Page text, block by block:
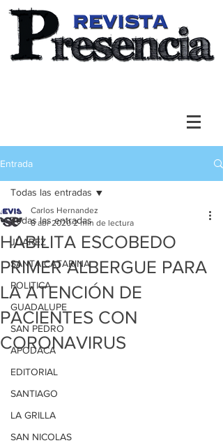
Entrada
Todas las entradas
JUAREZ
SANTA CATARINA
POLITICA
GUADALUPE
SAN PEDRO
APODACA
EDITORIAL
SANTIAGO
LA GRILLA
SAN NICOLAS
Todas las entradas
HABILITA ESCOBEDO
PRIMER ALBERGUE PARA
LA ATENCIÓN DE
PACIENTES CON
CORONAVIRUS
Carlos Hernandez
8 abr 2020 2 min de lectura